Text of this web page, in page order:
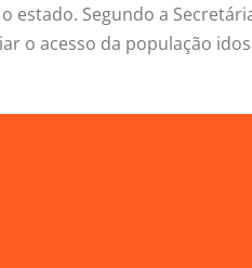
Segundo a
o acesso da população